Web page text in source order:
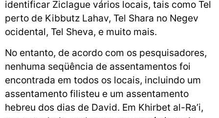
identificar Ziclague vários locais, tais como Tel
perto de Kibbutz Lahav, Tel Shara no Negev
ocidental, Tel Sheva, e muito mais.
No entanto, de acordo com os pesquisadores,
nenhuma seqüência de assentamentos foi
encontrada em todos os locais, incluindo um
assentamento filisteu e um assentamento
hebreu dos dias de David. Em Khirbet al-Ra’i,